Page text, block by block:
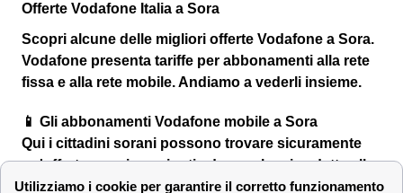
Offerte Vodafone Italia a Sora
Scopri alcune delle migliori offerte Vodafone a Sora.
Vodafone presenta tariffe per abbonamenti alla rete
fissa e alla rete mobile. Andiamo a vederli insieme.
📱 Gli abbonamenti Vodafone mobile a Sora
Qui i cittadini sorani possono trovare sicuramente
un'offerta per giga, minuti ed sms che sia adatta alle
loro abitudini di utilizzo dello smartphone.